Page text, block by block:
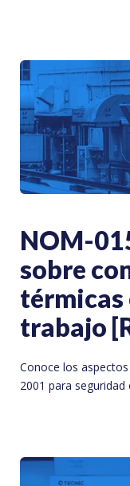
NOM-
sobre
térmicas
trabajo
Conoce los
2001 para